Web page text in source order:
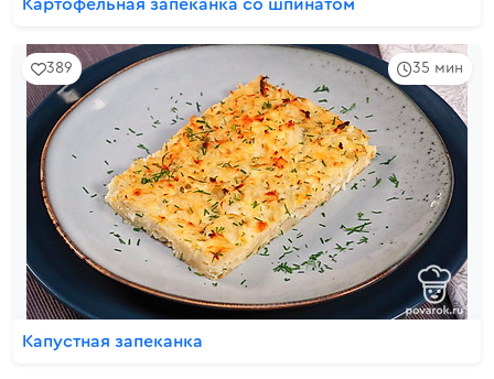
Картофельная запеканка со шпинатом
35 мин
389
Капустная запеканка